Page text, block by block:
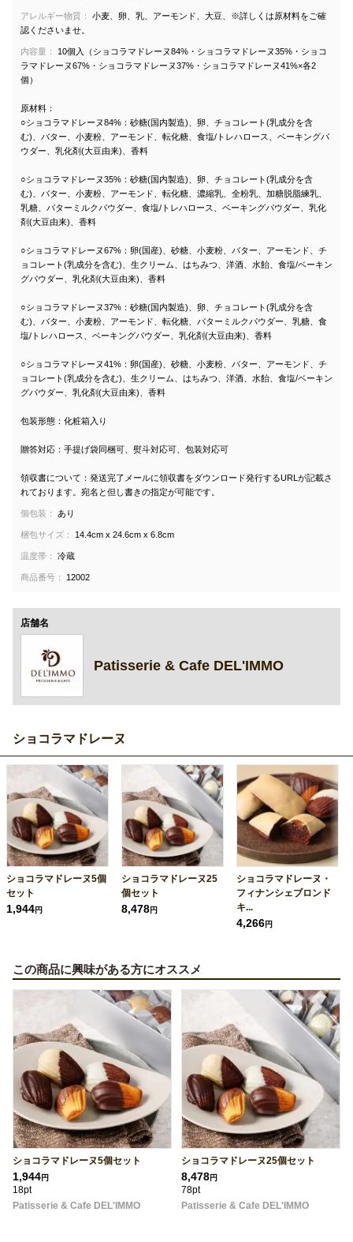
アレルギー物質：
小麦、卵、乳、アーモンド、大豆、※詳しくは原材料をご確
認くださいませ。
内容量：
10個入（ショコラマドレーヌ84%・ショコラマドレーヌ35%・ショコ
ラマドレーヌ67%・ショコラマドレーヌ37%・ショコラマドレーヌ41%×各2
個）
原材料：
○ショコラマドレーヌ84%：砂糖(国内製造)、卵、チョコレート(乳成分を含
む)、バター、小麦粉、アーモンド、転化糖、食塩/トレハロース、ベーキングパ
ウダー、乳化剤(大豆由来)、香料
○ショコラマドレーヌ35%：砂糖(国内製造)、卵、チョコレート(乳成分を含
む)、バター、小麦粉、アーモンド、転化糖、濃縮乳、全粉乳、加糖脱脂練乳、
乳糖、バターミルクパウダー、食塩/トレハロース、ベーキングパウダー、乳化
剤(大豆由来)、香料
○ショコラマドレーヌ67%：卵(国産)、砂糖、小麦粉、バター、アーモンド、チ
ョコレート(乳成分を含む)、生クリーム、はちみつ、洋酒、水飴、食塩/ベーキン
グパウダー、乳化剤(大豆由来)、香料
○ショコラマドレーヌ37%：砂糖(国内製造)、卵、チョコレート(乳成分を含
む)、バター、小麦粉、アーモンド、転化糖、バターミルクパウダー、乳糖、食
塩/トレハロース、ベーキングパウダー、乳化剤(大豆由来)、香料
○ショコラマドレーヌ41%：卵(国産)、砂糖、小麦粉、バター、アーモンド、チ
ョコレート(乳成分を含む)、生クリーム、はちみつ、洋酒、水飴、食塩/ベーキン
グパウダー、乳化剤(大豆由来)、香料
包装形態：化粧箱入り
贈答対応：手提げ袋同梱可、熨斗対応可、包装対応可
領収書について：発送完了メールに領収書をダウンロード発行するURLが記載さ
れております。宛名と但し書きの指定が可能です。
個包装： あり
梱包サイズ： 14.4cm x 24.6cm x 6.8cm
温度帯： 冷蔵
商品番号： 12002
店舗名
Patisserie & Cafe DEL'IMMO
ショコラマドレーヌ
ショコラマドレーヌ5個
セット
1,944円
ショコラマドレーヌ25
個セット
8,478円
ショコラマドレーヌ・
フィナンシェブロンド
キ...
4,266円
この商品に興味がある方にオススメ
ショコラマドレーヌ5個セット
1,944円
18pt
Patisserie & Cafe DEL'IMMO
ショコラマドレーヌ25個セット
8,478円
78pt
Patisserie & Cafe DEL'IMMO